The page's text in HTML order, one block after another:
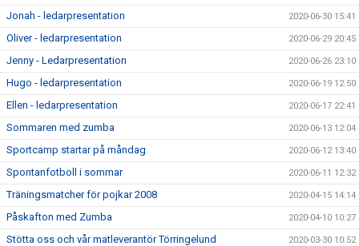
Jonah - ledarpresentation 2020-06-30 15:41
Oliver - ledarpresentation 2020-06-29 20:45
Jenny - Ledarpresentation 2020-06-26 23:10
Hugo - ledarpresentation 2020-06-19 12:50
Ellen - ledarpresentation 2020-06-17 22:41
Sommaren med zumba 2020-06-13 12:04
Sportcamp startar på måndag 2020-06-12 13:40
Spontanfotboll i sommar 2020-06-11 12:32
Träningsmatcher för pojkar 2008 2020-04-15 14:14
Påskafton med Zumba 2020-04-10 10:27
Stötta oss och vår matleverantör Törringelund 2020-03-30 10:52